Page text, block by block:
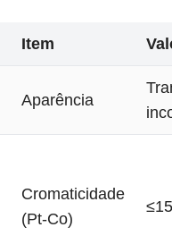
Item
Aparência
Cromaticidade
(Pt-Co)
≤15